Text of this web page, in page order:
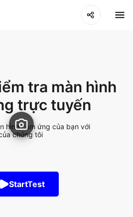
tra màn hình
trực tuyến
hình cảm ứng của bạn với
chúng tôi
StartTest